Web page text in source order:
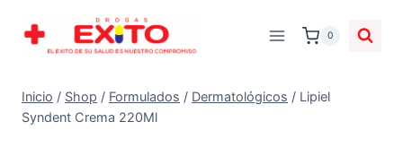
0
Inicio / Shop / Formulados / Dermatológicos / Lipiel
Syndent Crema 220Ml